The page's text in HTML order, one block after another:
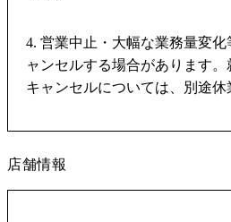
4. 営業中止・大幅な業務量変
ャンセルする場合があります
キャンセルについては、別途休
店舗情報